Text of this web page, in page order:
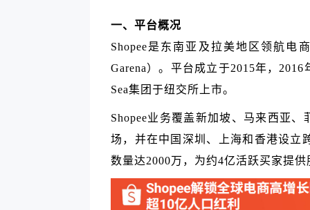
一、平台概况
Shopee是东南亚及拉美地区领航电
Garena）。平台成立于2015年，
Sea集团于纽交所上市。
Shopee业务覆盖新加坡、马来西亚
场，并在中国深圳、上海和香港设立
数量达2000万，为约4亿活跃买家提供